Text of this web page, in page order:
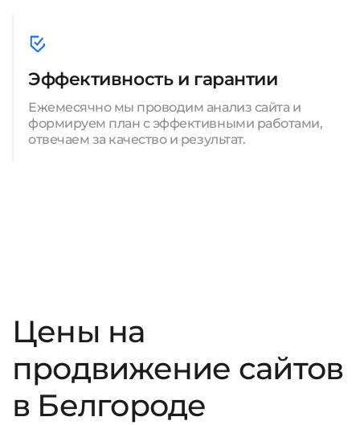
Эффективность и гарантии
Ежемесячно мы проводим анализ сайта и
формируем план с эффективными работами,
отвечаем за качество и результат.
Цены на
продвижение сайтов
в Белгороде